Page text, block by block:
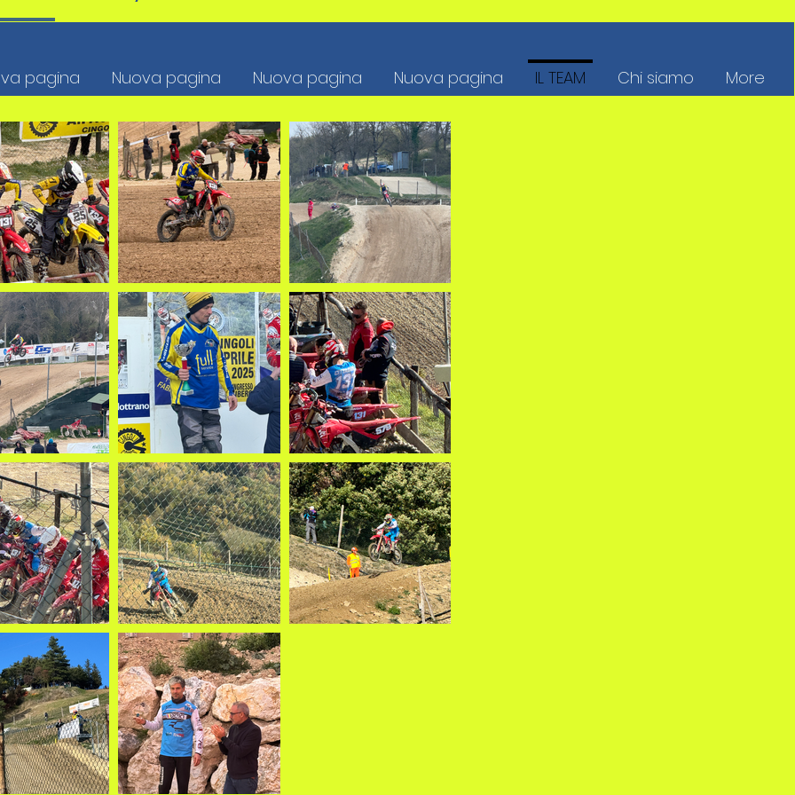
pagina Nuova pagina Nuova pagina Nuova pagina IL TEAM Chi siamo More